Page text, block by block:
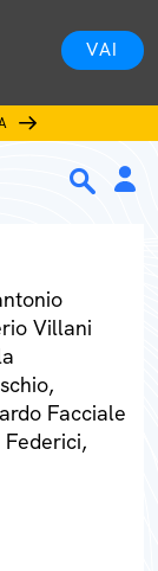
VAI
Villani
Facciale